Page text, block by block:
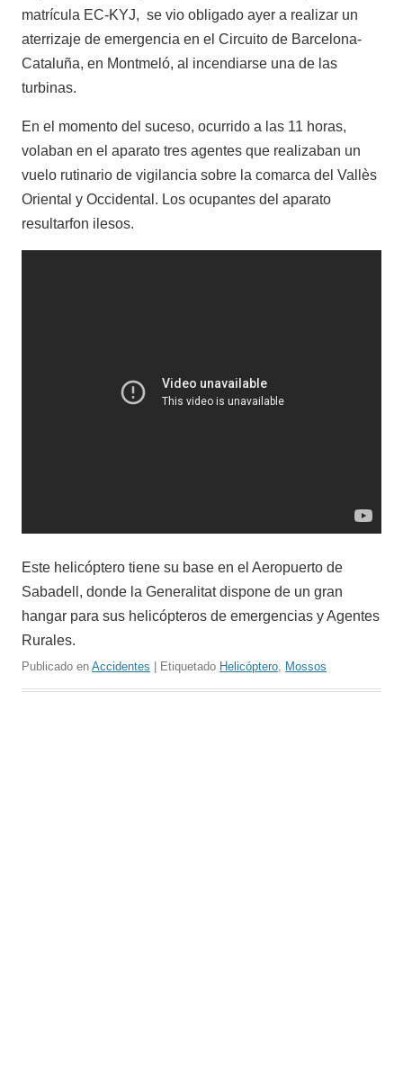
matrícula EC-KYJ, se vio obligado ayer a realizar un
aterrizaje de emergencia en el Circuito de Barcelona-
Cataluña, en Montmeló, al incendiarse una de las
turbinas.
En el momento del suceso, ocurrido a las 11 horas,
volaban en el aparato tres agentes que realizaban un
vuelo rutinario de vigilancia sobre la comarca del Vallès
Oriental y Occidental. Los ocupantes del aparato
resultarfon ilesos.
Este helicóptero tiene su base en el Aeropuerto de
Sabadell, donde la Generalitat dispone de un gran
hangar para sus helicópteros de emergencias y Agentes
Rurales.
Publicado en Accidentes | Etiquetado Helicóptero, Mossos